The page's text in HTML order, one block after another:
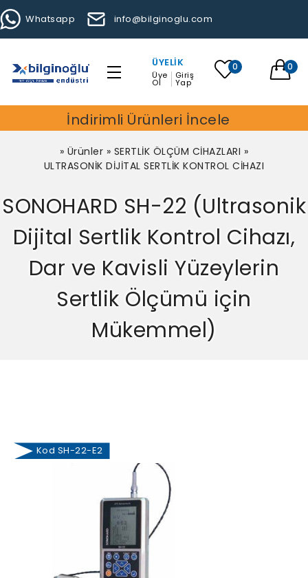
Whatsapp info@bilginoglu.com
ÜYELIK
Üye
Ol
Giriş
Yap
0 0
İndirimli Ürünleri İncele
» Ürünler » SERTLİK ÖLÇÜM CİHAZLARI »
ULTRASONİK DİJİTAL SERTLİK KONTROL CİHAZI
SONOHARD SH-22 (Ultrasonik
Dijital Sertlik Kontrol Cihazı,
Dar ve Kavisli Yüzeylerin
Sertlik Ölçümü için
Mükemmel)
Kod SH-22-E2